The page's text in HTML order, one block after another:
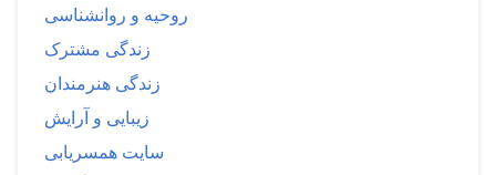
روحیه و روانشناسی
زندگی مشترک
زندگی هنرمندان
زیبایی و آرایش
سایت همسریابی